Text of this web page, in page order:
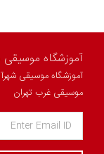
آموزشگاه موسیقی
آموزشگاه موسیقی
موسیقی غرب تهران